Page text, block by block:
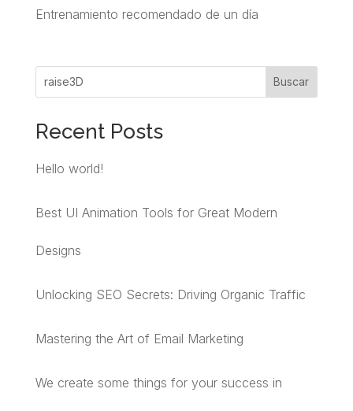
Entrenamiento recomendado de un día
Buscar
Recent Posts
Hello world!
Best UI Animation Tools for Great Modern
Designs
Unlocking SEO Secrets: Driving Organic Traffic
Mastering the Art of Email Marketing
We create some things for your success in